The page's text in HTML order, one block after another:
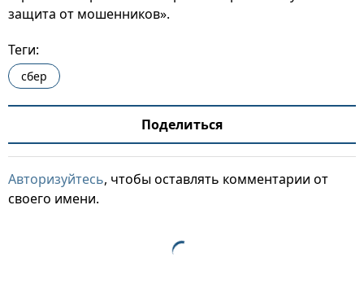
защита от мошенников».
Теги:
сбер
Поделиться
Авторизуйтесь, чтобы оставлять комментарии от
своего имени.